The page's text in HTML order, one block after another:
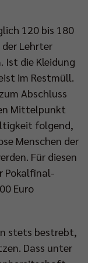
120 bis 180
der Lehrter
Ist die Kleidung
im Restmüll.
Abschluss
Mittelpunkt
folgend,
Menschen der
Für diesen
Pokalfinal-
Euro
stets bestrebt,
Dass unter